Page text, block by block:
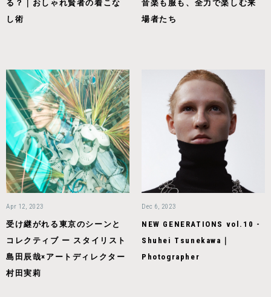
る？｜おしゃれ賢者の着こな
し術
音楽も服も、全力で楽しむ来
場者たち
Apr 12, 2023
受け継がれる東京のシーンと
コレクティブ ー スタイリスト
島田辰哉×アートディレクター
村田実莉
Dec 6, 2023
NEW GENERATIONS vol.10 -
Shuhei Tsunekawa｜
Photographer